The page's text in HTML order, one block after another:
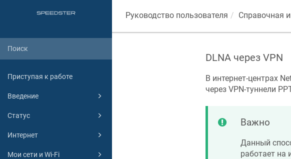
Приступая к работе
Введение
Статус
Интернет
Мои сети и Wi-Fi
Руководство пользователя Справочная
DLNA через VPN
В интернет-центрах
через VPN-туннели
Важно
Данный
работает на